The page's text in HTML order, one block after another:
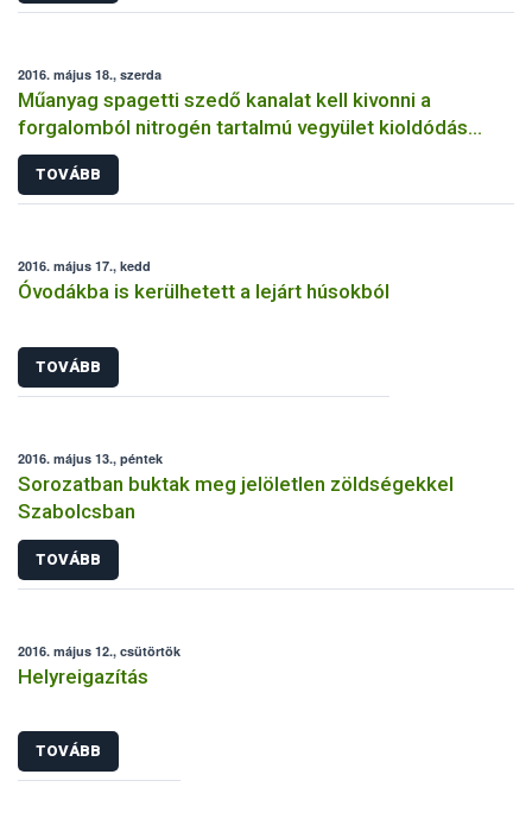
2016. május 18., szerda
Műanyag spagetti szedő kanalat kell kivonni a
forgalomból nitrogén tartalmú vegyület kioldódás
miatt
TOVÁBB
2016. május 17., kedd
Óvodákba is kerülhetett a lejárt húsokból
TOVÁBB
2016. május 13., péntek
Sorozatban buktak meg jelöletlen zöldségekkel
Szabolcsban
TOVÁBB
2016. május 12., csütörtök
Helyreigazítás
TOVÁBB